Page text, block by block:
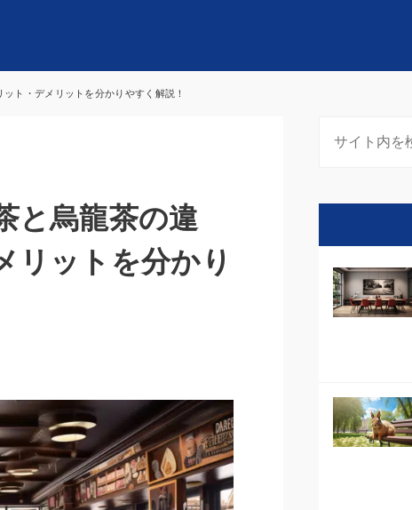
ト・デメリットを分かりやすく解説！
と烏龍茶の違
リットを分かり